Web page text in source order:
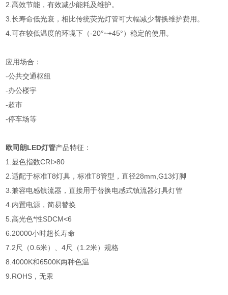
2.高效节能，有效减少能耗及维护。
3.长寿命低光衰，相比传统荧光灯管可大幅减少替换维护费用。
4.可在较低温度的环境下（-20°~+45°）稳定的使用。
应用场合：
-公共交通枢纽
-办公楼宇
-超市
-停车场等
欧司朗LED灯管产品特征：
1.显色指数CRI>80
2.适配于标准T8灯具，标准T8管型，直径28mm,G13灯脚
3.兼容电感镇流器，直接用于替换电感式镇流器灯具灯管
4.内置电源，简易替换
5.高光色*性SDCM<6
6.20000小时超长寿命
7.2尺（0.6米）、4尺（1.2米）规格
8.4000K和6500K两种色温
9.ROHS，无汞